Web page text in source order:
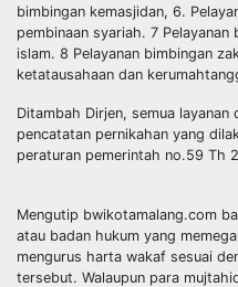
bimbingan kemasjidan, 6.
pembinaan syariah. 7
islam. 8 Pelayanan bimbingan
ketatausahaan dan
Ditambah Dirjen, semua
pencatatan pernikahan yang
peraturan pemerintah no.59 Th
Mengutip bwikotamalang.com
atau badan hukum yang
mengurus harta wakaf sesuai
tersebut. Walaupun para